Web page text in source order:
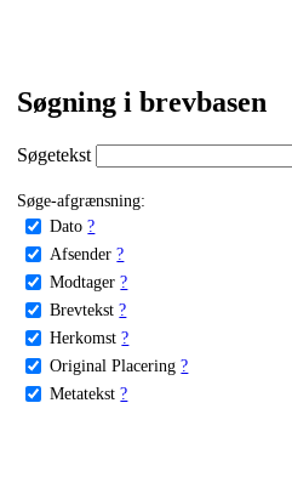
Søgning i brevbasen
Søgetekst
Søge-afgrænsning:
Dato ?
Afsender ?
Modtager ?
Brevtekst ?
Herkomst ?
Original Placering ?
Metatekst ?